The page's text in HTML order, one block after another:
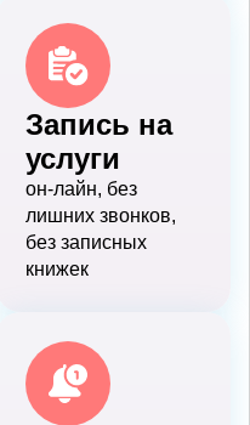
Запись на
услуги
он-лайн, без
лишних звонков,
без записных
книжек